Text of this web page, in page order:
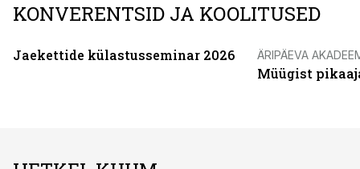
KONVERENTSID JA KOOLITUSED
Jaekettide külastusseminar 2026 ÄRIPÄEVA
Müügist